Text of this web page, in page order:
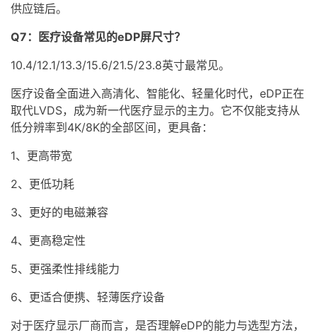
供应链后。
Q7：医疗设备常见的eDP屏尺寸？
10.4/12.1/13.3/15.6/21.5/23.8英寸最常见。
医疗设备全面进入高清化、智能化、轻量化时代，eDP正在
取代LVDS，成为新一代医疗显示的主力。它不仅能支持从
低分辨率到4K/8K的全部区间，更具备：
1、更高带宽
2、更低功耗
3、更好的电磁兼容
4、更高稳定性
5、更强柔性排线能力
6、更适合便携、轻薄医疗设备
对于医疗显示厂商而言，是否理解eDP的能力与选型方法，